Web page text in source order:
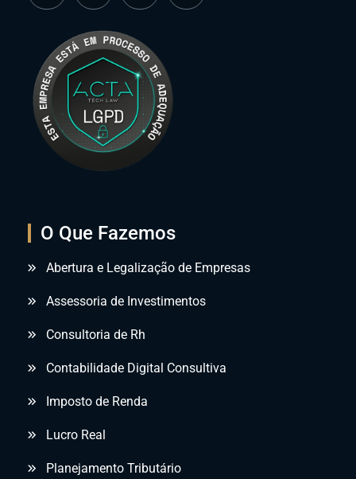
O Que Fazemos
Abertura e Legalização de Empresas
Assessoria de Investimentos
Consultoria de Rh
Contabilidade Digital Consultiva
Imposto de Renda
Lucro Real
Planejamento Tributário